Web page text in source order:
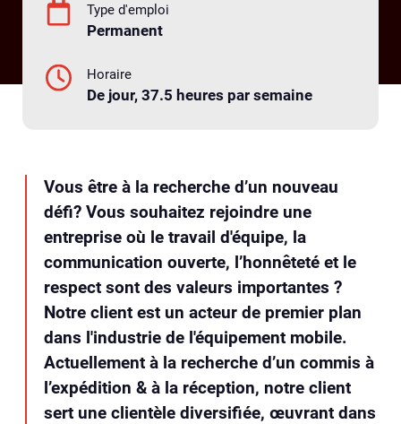
Type d'emploi
Permanent
Horaire
De jour, 37.5 heures par semaine
Vous être à la recherche d’un nouveau
défi? Vous souhaitez rejoindre une
entreprise où le travail d'équipe, la
communication ouverte, l’honnêteté et le
respect sont des valeurs importantes ?
Notre client est un acteur de premier plan
dans l'industrie de l'équipement mobile.
Actuellement à la recherche d’un commis à
l’expédition & à la réception, notre client
sert une clientèle diversifiée, œuvrant dans